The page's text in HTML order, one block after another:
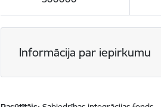
Informācija par iepirkumu